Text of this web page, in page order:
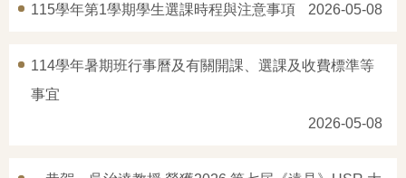
115學年第1學期學生選課時程與注意事項 2026-05-08
114學年暑期班行事曆及有關開課、選課及收費標準等
事宜
2026-05-08